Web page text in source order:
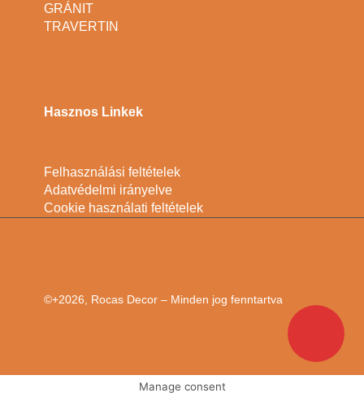
GRÁNIT
TRAVERTIN
Hasznos Linkek
Felhasználási feltételek
Adatvédelmi irányelve
Cookie használati feltételek
©+2026, Rocas Decor – Minden jog fenntartva
Manage consent